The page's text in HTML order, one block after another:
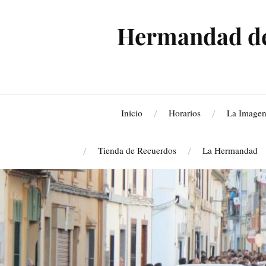
Hermandad
Inicio Horarios La Imagen
Tienda de Recuerdos La Hermandad